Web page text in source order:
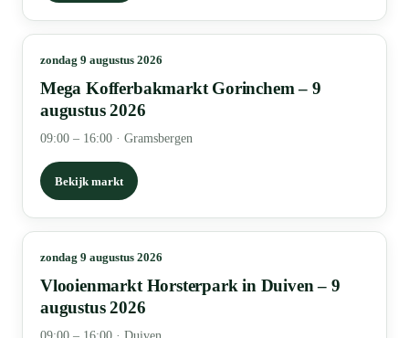
zondag 9 augustus 2026
Mega Kofferbakmarkt Gorinchem – 9
augustus 2026
09:00 – 16:00 · Gramsbergen
Bekijk markt
zondag 9 augustus 2026
Vlooienmarkt Horsterpark in Duiven – 9
augustus 2026